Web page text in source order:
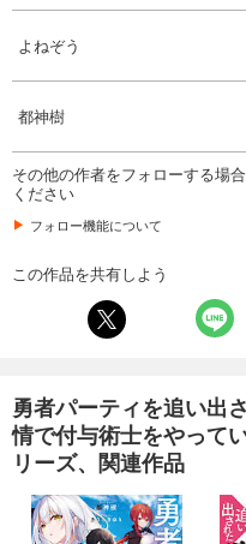
よねぞう
都神樹
その他の作者をフォローする場
ください
フォロー機能について
この作品を共有しよう
勇者パーティを追い
情で付与術士をやって
リーズ、関連作品